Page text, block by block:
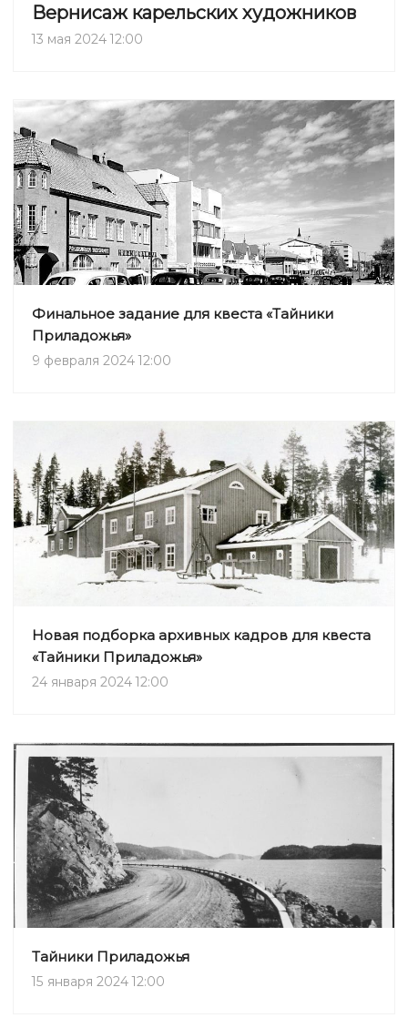
Вернисаж карельских художников
13 мая 2024 12:00
Финальное задание для квеста «Тайники
Приладожья»
9 февраля 2024 12:00
Новая подборка архивных кадров для квеста
«Тайники Приладожья»
24 января 2024 12:00
Тайники Приладожья
15 января 2024 12:00